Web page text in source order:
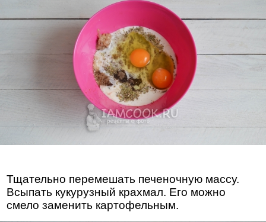
Тщательно перемешать печеночную массу.
Всыпать кукурузный крахмал. Его можно
смело заменить картофельным.